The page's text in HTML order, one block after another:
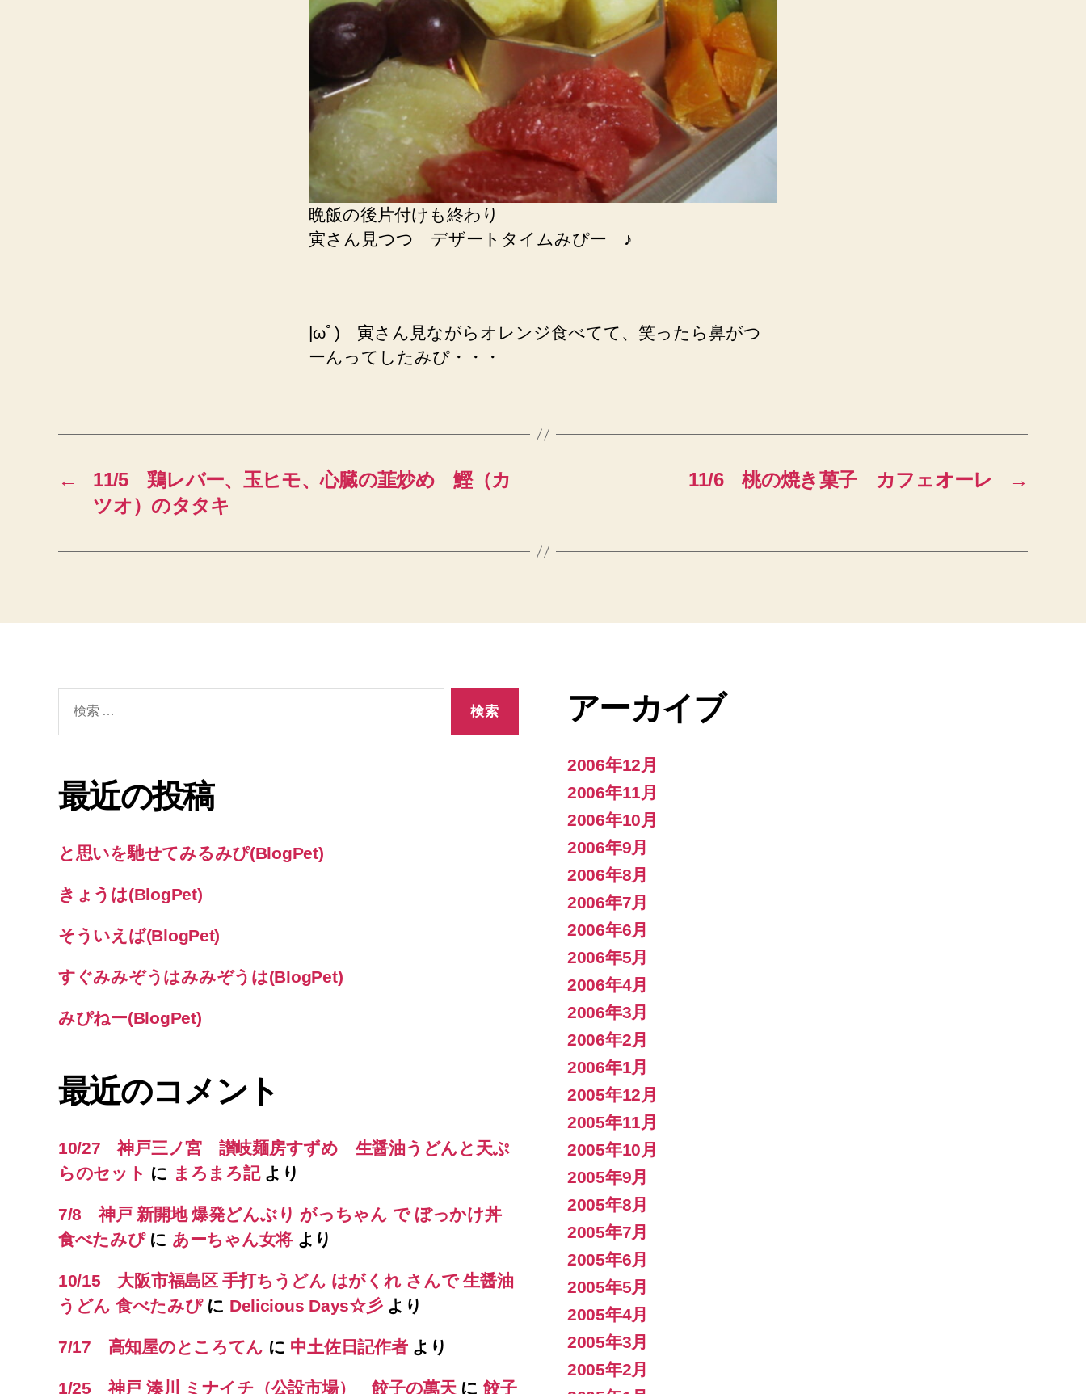
晩飯の後片付けも終わり
寅さん見つつ デザートタイムみぴー ♪
|ωﾟ) 寅さん見ながらオレンジ食べてて、笑ったら鼻がつ
ーんってしたみぴ・・・
←
11/5 鶏レバー、玉ヒモ、心臓の韮炒め 鰹（カ
ツオ）のタタキ
→
11/6 桃の焼き菓子 カフェオーレ
最近の投稿
と思いを馳せてみるみぴ(BlogPet)
きょうは(BlogPet)
そういえば(BlogPet)
すぐみみぞうはみみぞうは(BlogPet)
みぴねー(BlogPet)
最近のコメント
10/27 神戸三ノ宮 讃岐麺房すずめ 生醤油うどんと天ぷ
らのセット に まろまろ記より
7/8 神戸 新開地 爆発どんぶり がっちゃん で ぼっかけ丼
食べたみぴに あーちゃん女将より
10/15 大阪市福島区 手打ちうどん はがくれ さんで 生醤油
うどん 食べたみぴに Delicious Days☆彡より
7/17 高知屋のところてん に 中土佐日記作者より
1/25 神戸 湊川 ミナイチ（公設市場） 餃子の萬天に 餃子
アーカイブ
2006年12月
2006年11月
2006年10月
2006年9月
2006年8月
2006年7月
2006年6月
2006年5月
2006年4月
2006年3月
2006年2月
2006年1月
2005年12月
2005年11月
2005年10月
2005年9月
2005年8月
2005年7月
2005年6月
2005年5月
2005年4月
2005年3月
2005年2月